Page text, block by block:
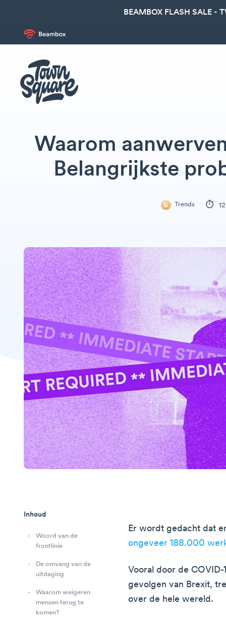
BEAMBOX FLASH SALE -
Waarom
Belangrijkste
Trends
Inhoud
Woord van de
frontlinie
De omvang van de
uitdaging
Waarom weigeren
mensen terug te
komen?
Er wordt gedacht dat
ongeveer 188.000
Vooral door de
gevolgen van Brexit,
over de hele wereld.